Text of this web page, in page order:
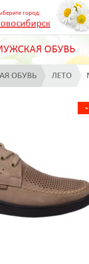
город:
ОБУВЬ
ОБУВЬ ЛЕТО